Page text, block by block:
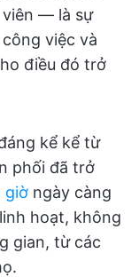
viên — là sự
việc và
điều đó trở
kể kể từ
phối đã trở
giờ ngày càng
hoạt, không
gian, từ các